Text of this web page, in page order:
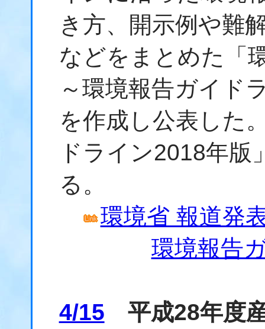
き方、開示例や難
などをまとめた「
～環境報告ガイド
を作成し公表した
ドライン2018年
る。
環境省 報道発
環境報告
4/15 平成28年度